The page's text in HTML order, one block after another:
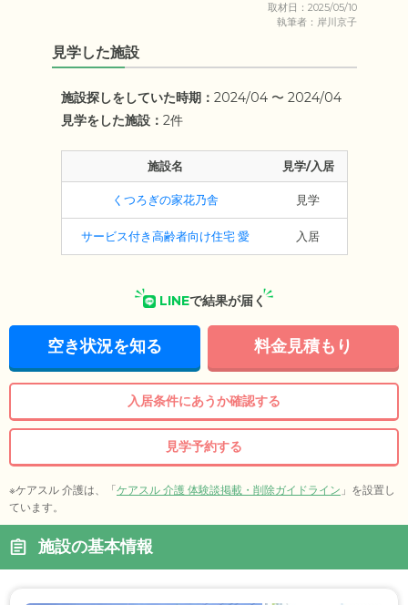
取材日：2025/05/10
執筆者：岸川京子
見学した施設
施設探しをしていた時期： 2024/04 〜 2024/04
見学をした施設： 2件
施設名 見学/入居
くつろぎの家花乃舎 見学
サービス付き高齢者向け住宅 愛 入居
LINEで結果が届く
空き状況を知る 料金見積もり
入居条件にあうか確認する
見学予約する
※ケアスル 介護は、「ケアスル 介護 体験談掲載・削除ガイドライン 」を設置し
ています。
施設の基本情報